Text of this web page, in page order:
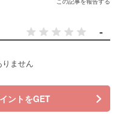
-
ません
ントをGET